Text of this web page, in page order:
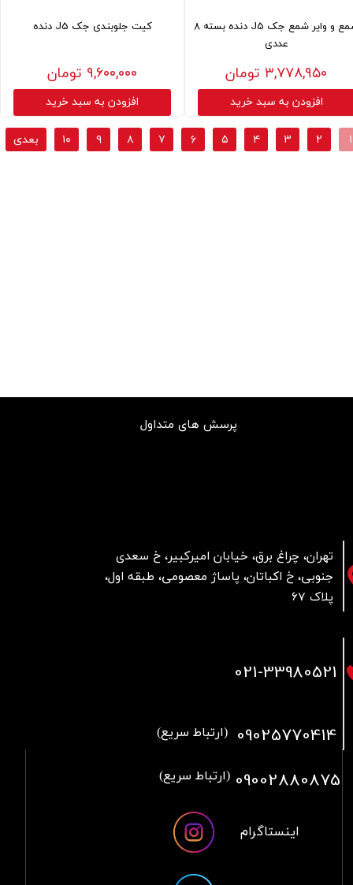
شمع و وایر شمع جک J5 دنده بسته 8
عددی
۳,۷۷۸,۹۵۰ تومان
افزودن به سبد خرید
کیت جلوبندی جک J5 دنده
۹,۶۰۰,۰۰۰ تومان
افزودن به سبد خرید
۱ ۲ ۳ ۴ ۵ ۶ ۷ ۸ ۹ ۱۰ بعدی
تهران، چراغ برق، خیابان امیرکبیر، خ سعدی
جنوبی، خ اکباتان، پاساژ معصومی، طبقه اول،
پلاک 67
پرسش های متداول
021-33980521
09025770414 (ارتباط سریع)
09002880875 (ارتباط سریع)
اینستاگرام